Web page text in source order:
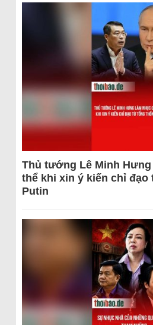
Thủ tướng Lê Minh
thể khi xin ý kiến chỉ đạo
Putin